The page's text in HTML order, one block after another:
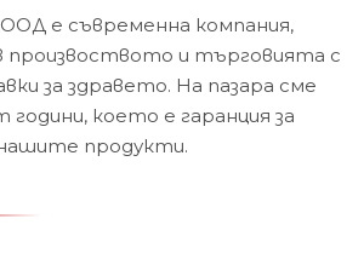
е съвременна компания,
произвоството и търговията с
за здравето. На пазара сме
което е гаранция за
продукти.